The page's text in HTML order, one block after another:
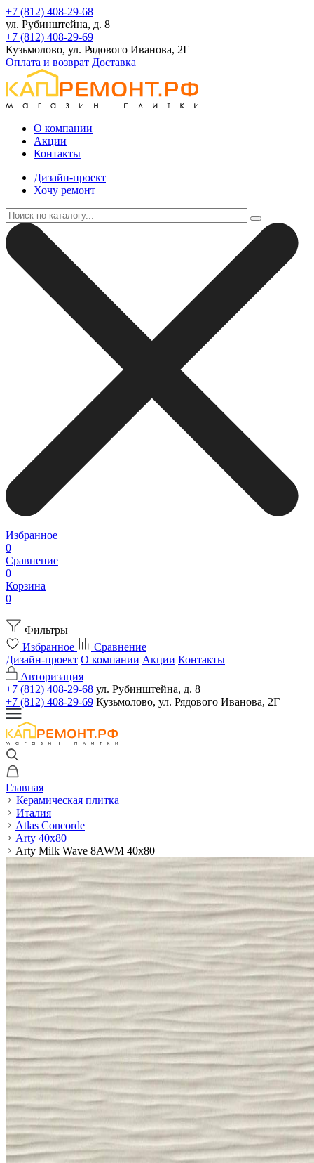
+7 (812) 408-29-68
ул. Рубинштейна, д. 8
+7 (812) 408-29-69
Кузьмолово, ул. Рядового Иванова, 2Г
Оплата и возврат Доставка
О компании
Акции
Контакты
Дизайн-проект
Хочу ремонт
Избранное
0
Сравнение
0
Корзина
0
Фильтры
Избранное
Сравнение
Дизайн-проект О компании Акции Контакты
Авторизация
+7 (812) 408-29-68 ул. Рубинштейна, д. 8
+7 (812) 408-29-69 Кузьмолово, ул. Рядового Иванова, 2Г
Главная
Керамическая плитка
Италия
Atlas Concorde
Arty 40x80
Arty Milk Wave 8AWM 40x80